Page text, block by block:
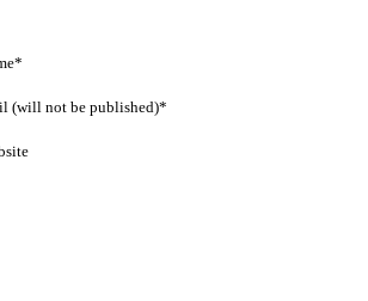
(will not be published)*